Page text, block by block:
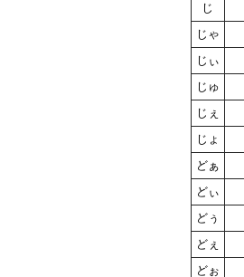
じ
じゃ
じぃ
じゅ
じぇ
じょ
どぁ
どぃ
どぅ
どぇ
どぉ